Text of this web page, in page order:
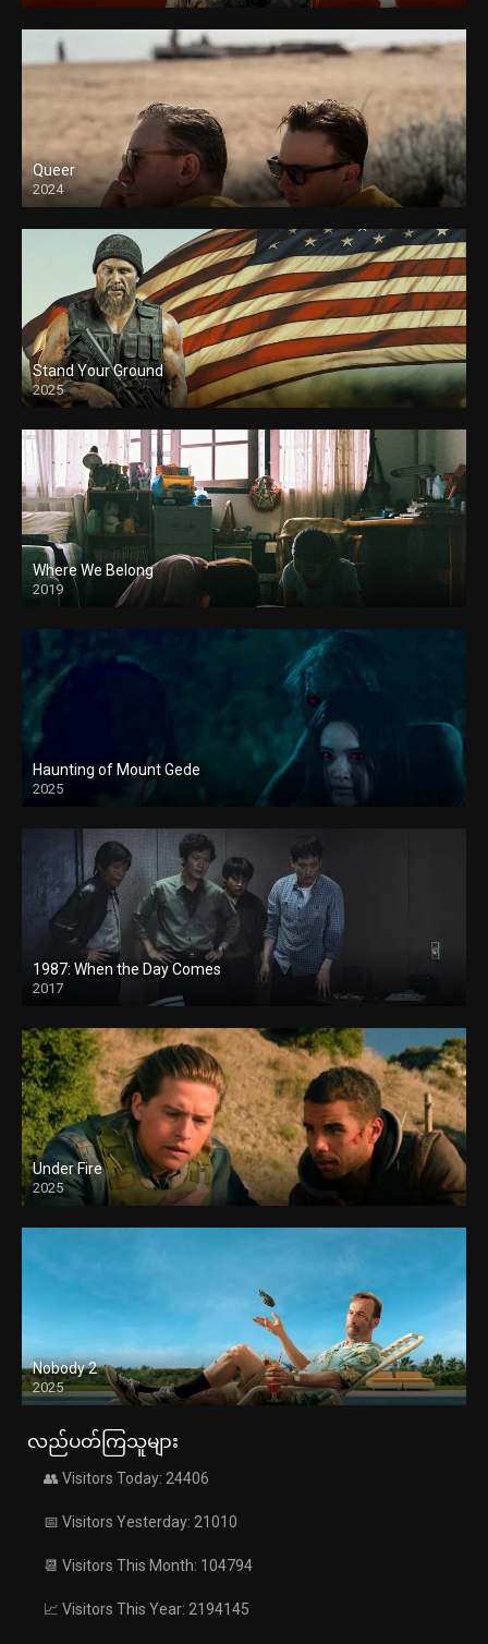
Queer
2024
Stand Your Ground
2025
Where We Belong
2019
Haunting of Mount Gede
2025
1987: When the Day Comes
2017
Under Fire
2025
Nobody 2
2025
လည်ပတ်ကြသူများ
👥 Visitors Today: 24406
📅 Visitors Yesterday: 21010
📆 Visitors This Month: 104794
📈 Visitors This Year: 2194145